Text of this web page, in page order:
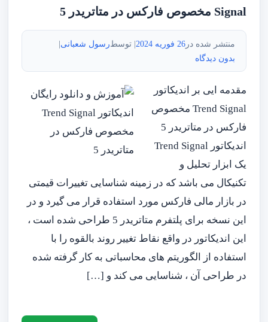
Signal مخصوص فارکس در متاتریدر 5
منتشر شده در26 فوریه 2024 | توسطرسول شعبانی|
بدون دیدگاه
مقدمه ایی بر اندیکاتور
Trend Signal مخصوص
فارکس در متاتریدر 5
اندیکاتور Trend Signal
یک ابزار تحلیل و
تکنیکال می باشد که در زمینه شناسایی تغییرات قیمتی
در بازار مالی فارکس مورد استفاده قرار می گیرد و در
این نسخه برای پلتفرم متاتریدر 5 طراحی شده است ،
این اندیکاتور در واقع نقاط تغییر روند بالقوه را با
استفاده از الگوریتم های محاسباتی به کار گرفته شده
در طراحی آن ، شناسایی می کند و […]